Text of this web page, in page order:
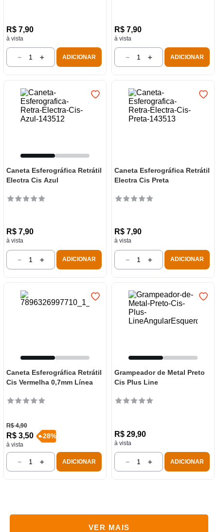
R$ 7,90
à vista
＋
－ ADICIONAR
R$ 7,90
à vista
＋
－ ADICIONAR
Caneta Esferográfica Retrátil
Electra Cis Azul
R$ 7,90
à vista
＋
－ ADICIONAR
Caneta Esferográfica Retrátil
Electra Cis Preta
R$ 7,90
à vista
＋
－ ADICIONAR
Caneta Esferográfica Retrátil
Cis Vermelha 0,7mm Línea
R$ 4,90
R$ 3,50
à vista
-28%
＋
－ ADICIONAR
Grampeador de Metal Preto
Cis Plus Line
R$ 29,90
à vista
＋
－ ADICIONAR